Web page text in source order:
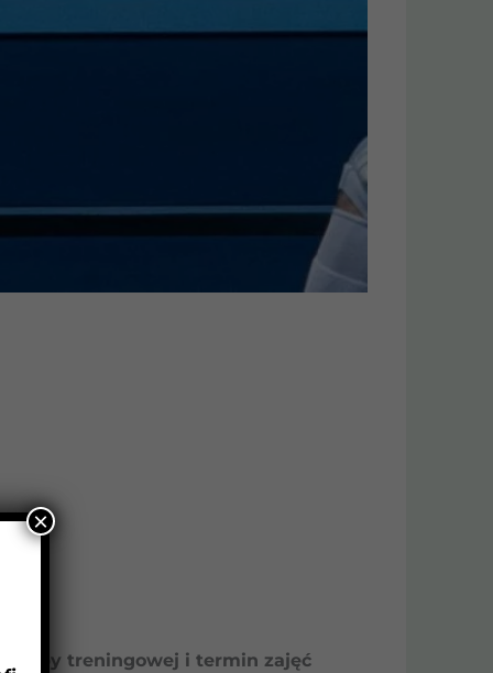
grupy treningowej i termin zajęć
×